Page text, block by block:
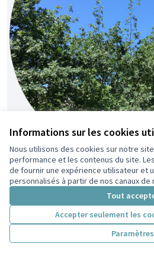
Informations sur les cookies
Nous utilisons des cookies sur notre
performance et les contenus du site.
de fournir une expérience utilisateur et
personnalisés à partir de nos canaux de
Tout
Accepter seulement les
Paramètres
Renaturons le Parc du
Nico
7 36